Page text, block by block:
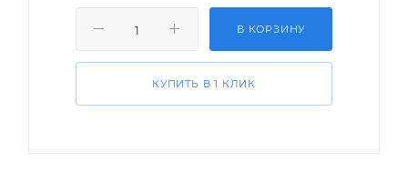
В КОРЗИНУ
КУПИТЬ В 1 КЛИК